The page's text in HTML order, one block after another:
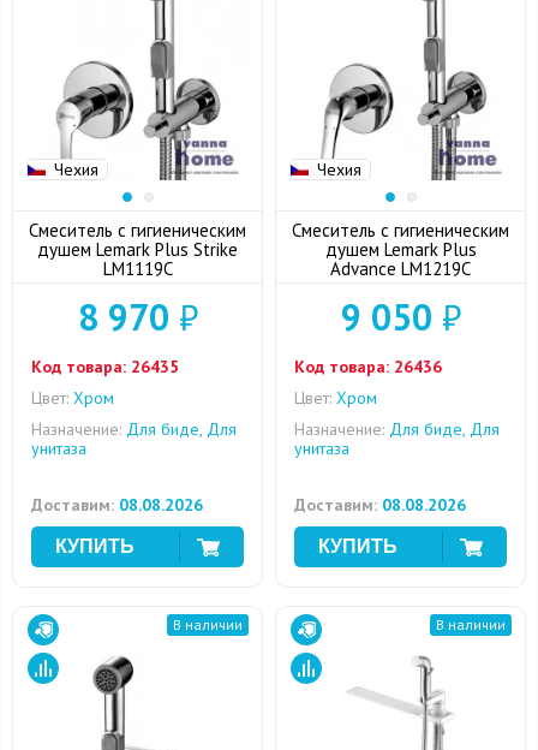
Чехия
Смеситель с гигиеническим
душем Lemark Plus Strike
LM1119C
8 970 ₽
Код товара: 26435
Цвет: Хром
Назначение: Для биде, Для
унитаза
Доставим: 08.08.2026
Чехия
Смеситель с гигиеническим
душем Lemark Plus
Advance LM1219C
9 050 ₽
Код товара: 26436
Цвет: Хром
Назначение: Для биде, Для
унитаза
Доставим: 08.08.2026
В наличии В наличии